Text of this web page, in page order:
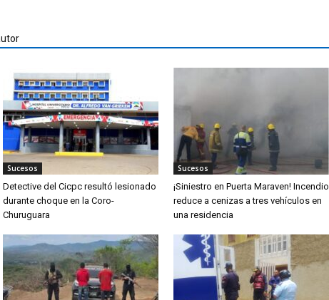
Sucesos
Detective del Cicpc resultó lesionado
durante choque en la Coro-
Churuguara
Sucesos
¡Siniestro en Puerta Maraven! Incendio
reduce a cenizas a tres vehículos en
una residencia